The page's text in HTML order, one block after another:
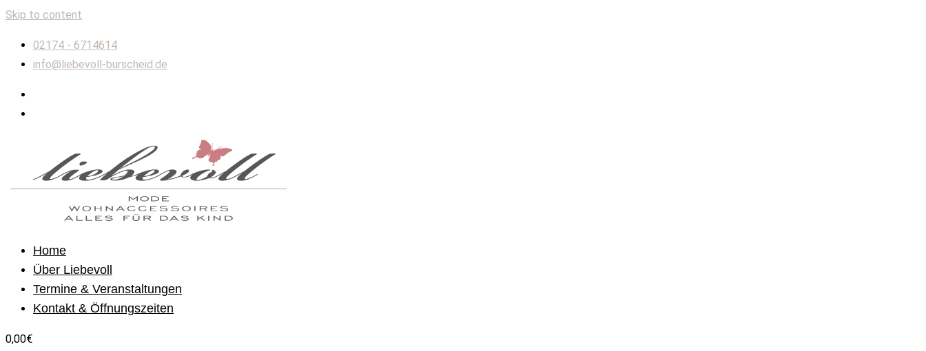
Skip to content
02174 - 6714614
info@liebevoll-burscheid.de
Home
Über Liebevoll
Termine & Veranstaltungen
Kontakt & Öffnungszeiten
0,00€